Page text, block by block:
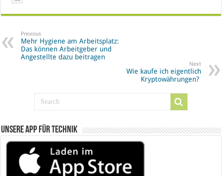
Previous
Mehr Hygiene am Arbeitsplatz:
Das können Arbeitgeber und
Angestellte dazu beitragen
Next
Wie kaufe ich eigentlich
Kryptowährungen?
Unsere App für Technik